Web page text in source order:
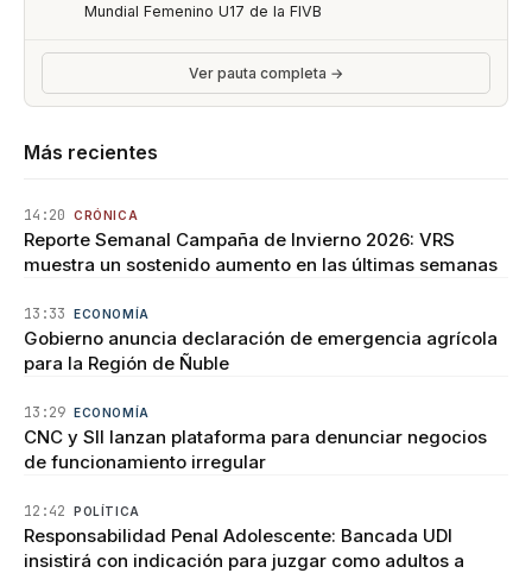
Mundial Femenino U17 de la FIVB
Ver pauta completa →
Más recientes
14:20 CRÓNICA
Reporte Semanal Campaña de Invierno 2026: VRS
muestra un sostenido aumento en las últimas semanas
13:33 ECONOMÍA
Gobierno anuncia declaración de emergencia agrícola
para la Región de Ñuble
13:29 ECONOMÍA
CNC y SII lanzan plataforma para denunciar negocios
de funcionamiento irregular
12:42 POLÍTICA
Responsabilidad Penal Adolescente: Bancada UDI
insistirá con indicación para juzgar como adultos a